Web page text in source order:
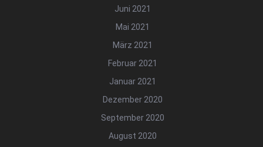
Juni 2021
Mai 2021
März 2021
Februar 2021
Januar 2021
Dezember 2020
September 2020
August 2020